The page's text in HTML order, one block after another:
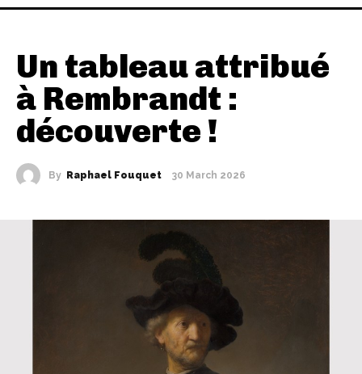
Un tableau attribué
à Rembrandt :
découverte !
By Raphael Fouquet 30 March 2026